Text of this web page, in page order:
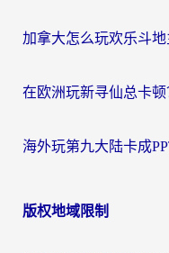
版权地域限制